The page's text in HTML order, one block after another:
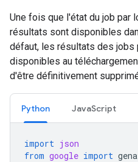
Une fois que l'état du job par
résultats sont disponibles
défaut, les résultats des
disponibles au
d'être définitivement
Python JavaScript
import json
from google import